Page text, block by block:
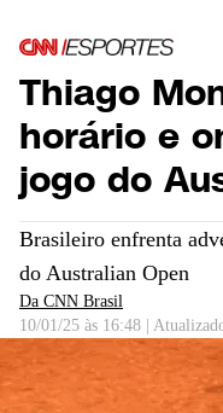
Thiago
horário e
jogo do
Brasileiro enfrenta
do Australian Open
Da CNN Brasil
10/01/25 às 16:48